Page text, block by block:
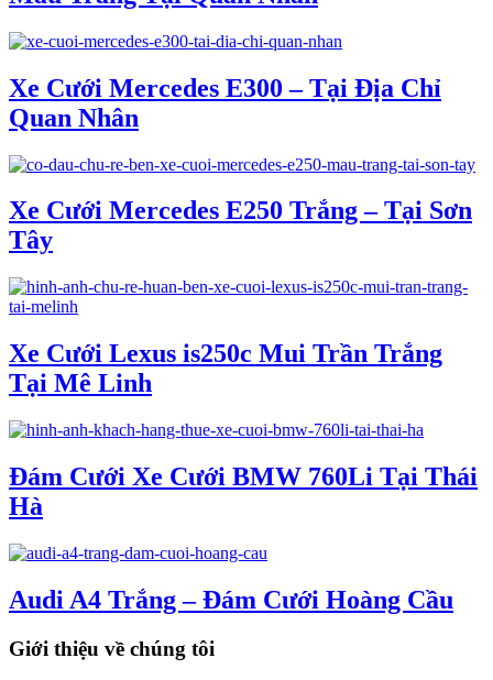
Xe Cưới Mercedes E300 – Tại Địa Chỉ
Quan Nhân
Xe Cưới Mercedes E250 Trắng – Tại Sơn
Tây
Xe Cưới Lexus is250c Mui Trần Trắng
Tại Mê Linh
Đám Cưới Xe Cưới BMW 760Li Tại Thái
Hà
Audi A4 Trắng – Đám Cưới Hoàng Cầu
Giới thiệu về chúng tôi